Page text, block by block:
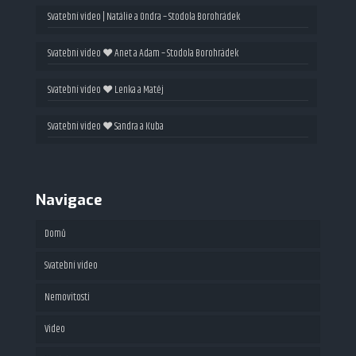
Svatební video | Natálie a Ondra – Stodola Borohrádek
Svatební video ❤ Anet a Adam – Stodola Borohrádek
Svatební video ❤ Lenka a Matěj
Svatební video ❤ Sandra a Kuba
Navigace
Domů
Svatební video
Nemovitosti
Fotografie
Video